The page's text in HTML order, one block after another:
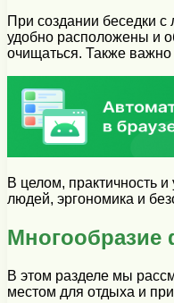
При создании беседки с
удобно расположены и
очищаться. Также важно
В целом, практичность
людей, эргономика и
Многообразие
В этом разделе мы
местом для отдыха и